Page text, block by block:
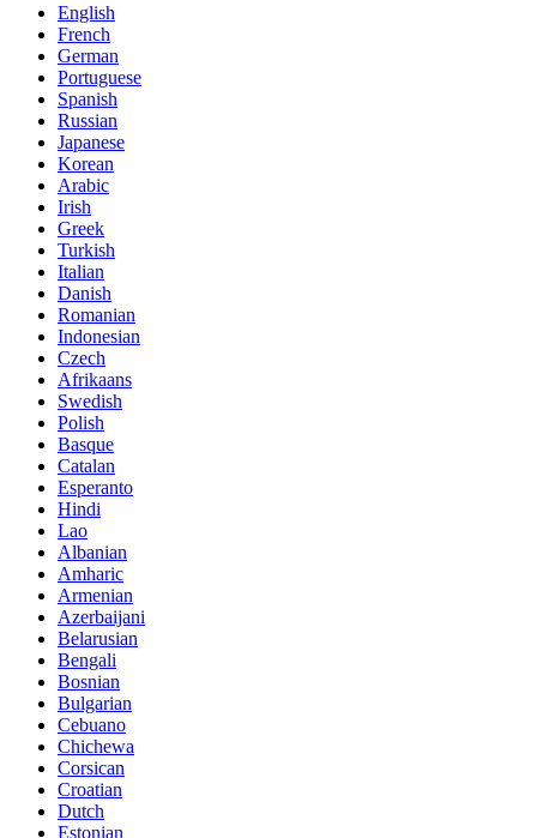
English
French
German
Portuguese
Spanish
Russian
Japanese
Korean
Arabic
Irish
Greek
Turkish
Italian
Danish
Romanian
Indonesian
Czech
Afrikaans
Swedish
Polish
Basque
Catalan
Esperanto
Hindi
Lao
Albanian
Amharic
Armenian
Azerbaijani
Belarusian
Bengali
Bosnian
Bulgarian
Cebuano
Chichewa
Corsican
Croatian
Dutch
Estonian